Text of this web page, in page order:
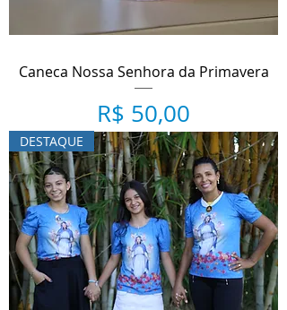
Caneca Nossa Senhora da Primavera
Preço
R$ 50,00
DESTAQUE